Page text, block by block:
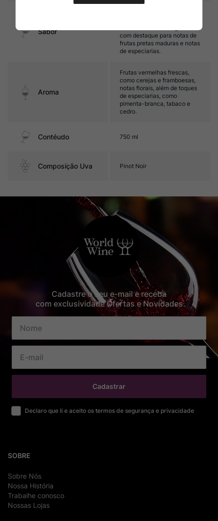
Sabor
com destaque para notas de
frutas pretas maduras e notas
de especiarias.
Aroma
Frutas vermelhas frescas,
como cerejas e framboesas,
notas florais, além de toques
de especiarias, como
pimenta-branca, tabaco e
cedro.
Contéudo 750 ml
Composição Uva Pinot Noir
Cadastre o seu e-mail e receba
com exclusividade Ofertas e Novidades
Cadastrar
Declaro que li e aceito os termos de segurança e privacidade
SOBRE
Sobre Nós
Nossa História
Trabalhe conosco
Nossas Lojas